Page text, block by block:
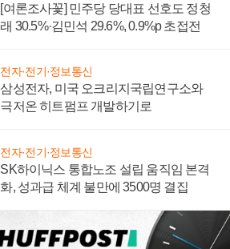
[여론조사꽃] 민주당 당대표 선호도 정청
래 30.5%·김민석 29.6%, 0.9%p 초접전
전자·전기·정보통신
삼성전자, 미국 오크리지국립연구소와
극저온 히트펌프 개발하기로
전자·전기·정보통신
SK하이닉스 통합노조 설립 움직임 본격
화, 성과급 체계 불만에 3500명 결집